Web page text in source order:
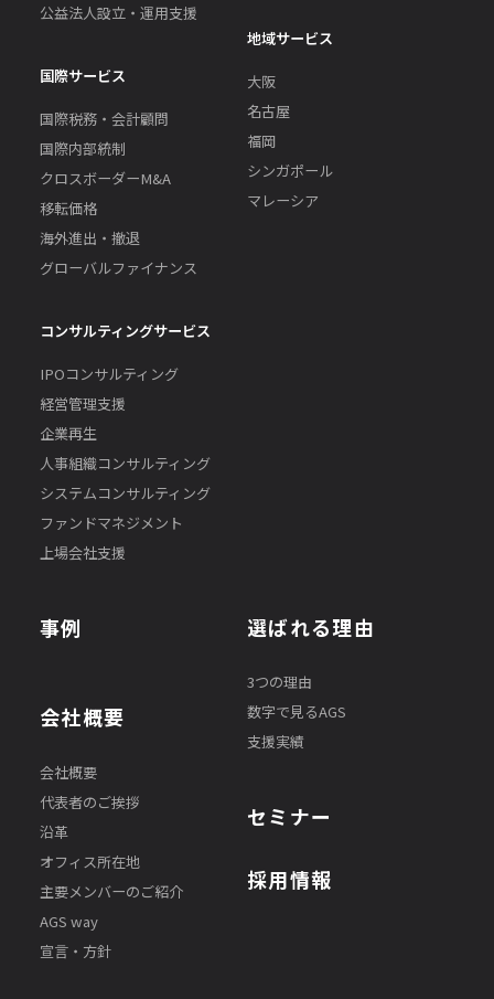
公益法人設立・運用支援
国際サービス
国際税務・会計顧問
国際内部統制
クロスボーダーM&A
移転価格
海外進出・撤退
グローバルファイナンス
コンサルティングサービス
IPOコンサルティング
経営管理支援
企業再生
人事組織コンサルティング
システムコンサルティング
ファンドマネジメント
上場会社支援
地域サービス
大阪
名古屋
福岡
シンガポール
マレーシア
事例 選ばれる理由
3つの理由
数字で見るAGS
支援実績
会社概要
会社概要
代表者のご挨拶
沿革
オフィス所在地
主要メンバーのご紹介
AGS way
宣言・方針
セミナー
採用情報